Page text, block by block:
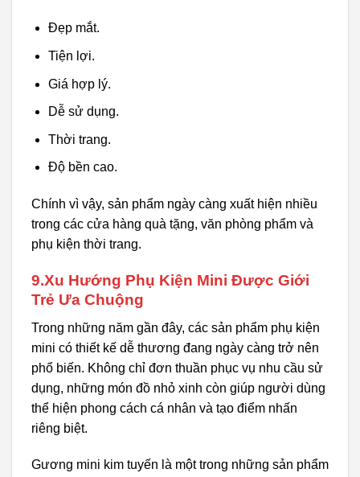
Đẹp mắt.
Tiện lợi.
Giá hợp lý.
Dễ sử dụng.
Thời trang.
Độ bền cao.
Chính vì vậy, sản phẩm ngày càng xuất hiện nhiều
trong các cửa hàng quà tặng, văn phòng phẩm và
phụ kiện thời trang.
9.Xu Hướng Phụ Kiện Mini Được Giới
Trẻ Ưa Chuộng
Trong những năm gần đây, các sản phẩm phụ kiện
mini có thiết kế dễ thương đang ngày càng trở nên
phổ biến. Không chỉ đơn thuần phục vụ nhu cầu sử
dụng, những món đồ nhỏ xinh còn giúp người dùng
thể hiện phong cách cá nhân và tạo điểm nhấn
riêng biệt.
Gương mini kim tuyến là một trong những sản phẩm